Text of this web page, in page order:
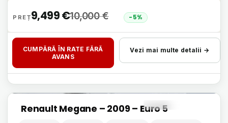
10,000€
9,499€ -5%
CUMPĂRĂ ÎN RATE FĂRĂ
AVANS
Vezi mai multe detalii →
GARANȚIE 12 LUNI Livrare 24h, fără avans
Renault Megane – 2009 – Euro 5